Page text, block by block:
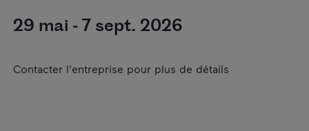
29 mai - 7 sept. 2026
Contacter l'entreprise pour plus de détails